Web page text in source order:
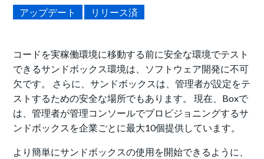
アップデート リリース済
コードを実稼働環境に移動する前に安全な環境でテスト
できるサンドボックス環境は、ソフトウェア開発に不可
欠です。 さらに、サンドボックスは、管理者が設定をテ
ストするための安全な場所でもあります。 現在、Boxで
は、管理者が管理コンソールでプロビジョニングするサ
ンドボックスを企業ごとに最大10個提供しています。
より簡単にサンドボックスの使用を開始できるように、